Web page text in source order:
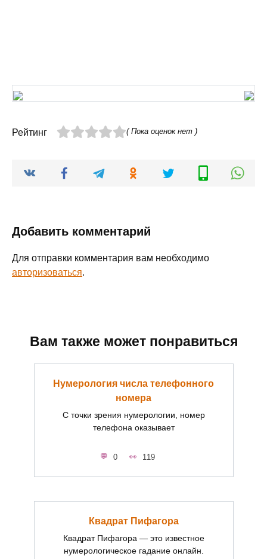
Рейтинг ( Пока оценок нет )
Добавить комментарий
Для отправки комментария вам необходимо
авторизоваться.
Вам также может понравиться
Нумерология числа телефонного
номера
С точки зрения нумерологии, номер
телефона оказывает
0 119
Квадрат Пифагора
Квадрат Пифагора — это известное
нумерологическое гадание онлайн.